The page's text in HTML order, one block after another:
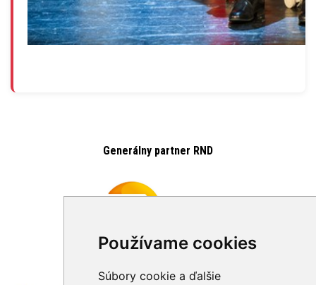
Používame cookies
Súbory cookie a ďalšie
Generálny partner RND